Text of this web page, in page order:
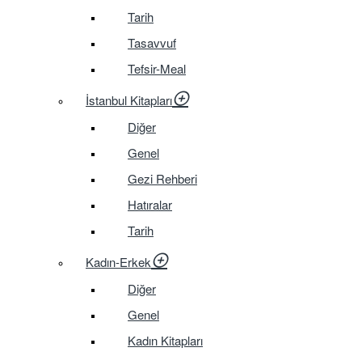
Tarih
Tasavvuf
Tefsir-Meal
İstanbul Kitapları
Diğer
Genel
Gezi Rehberi
Hatıralar
Tarih
Kadın-Erkek
Diğer
Genel
Kadın Kitapları